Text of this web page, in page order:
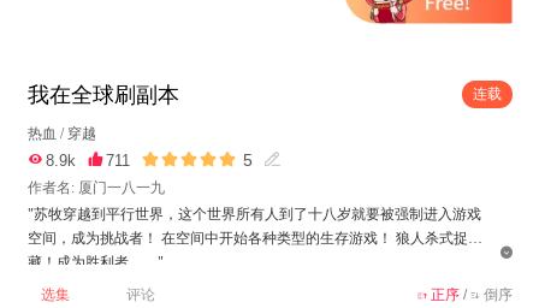
我在全球刷副本 连载
热血 / 穿越
 8.9k 711  5 
作者名: 厦门一八一九
"苏牧穿越到平行世界，这个世界所有人到了十八岁就要被强制进入游戏
空间，成为挑战者！ 在空间中开始各种类型的生存游戏！ 狼人杀式捉迷
藏！成为胜利者……"

选集 评论  正序/  倒序